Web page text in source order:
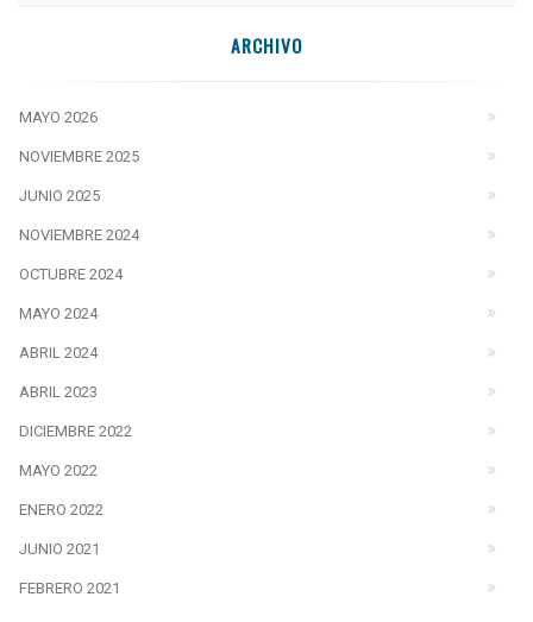
ARCHIVO
MAYO 2026
NOVIEMBRE 2025
JUNIO 2025
NOVIEMBRE 2024
OCTUBRE 2024
MAYO 2024
ABRIL 2024
ABRIL 2023
DICIEMBRE 2022
MAYO 2022
ENERO 2022
JUNIO 2021
FEBRERO 2021